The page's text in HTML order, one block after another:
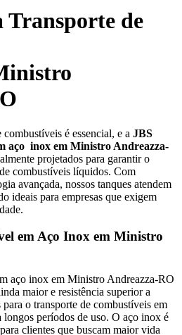
Transporte de
é essencial, e a JBS
aço inox em Ministro Andreazza-
projetados para garantir o
combustíveis líquidos. Com
avançada, nossos tanques atendem
ideais para empresas que exigem
em Aço Inox em Ministro
aço inox em Ministro Andreazza-RO
maior e resistência superior a
o transporte de combustíveis em
longos períodos de uso. O aço inox é
clientes que buscam maior vida